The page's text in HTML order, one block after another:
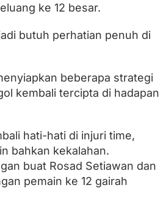
ke 12 besar.
butuh perhatian penuh di
beberapa strategi
kembali tercipta di hadapan
hati-hati di injuri time,
bahkan kekalahan.
buat Rosad Setiawan dan
pemain ke 12 gairah